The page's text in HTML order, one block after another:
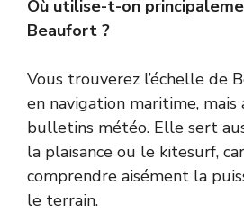
Où utilise-t-on
Beaufort ?
Vous trouverez l’échelle de
en navigation maritime, mais
bulletins météo. Elle sert
la plaisance ou le kitesurf,
comprendre aisément la
le terrain.